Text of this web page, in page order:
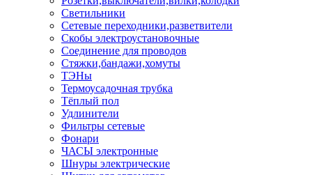
Светильники
Сетевые переходники,разветвители
Скобы электроустановочные
Соединение для проводов
Стяжки,бандажи,хомуты
ТЭНы
Термоусадочная трубка
Тёплый пол
Удлинители
Фильтры сетевые
Фонари
ЧАСЫ электронные
Шнуры электрические